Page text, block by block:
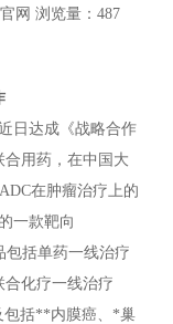
网 浏览量：487
日达成《战略合作
合用药，在中国大
在肿瘤治疗上的
一款靶向
包括单药一线治疗
合化疗一线治疗
包括**内膜癌、*巢